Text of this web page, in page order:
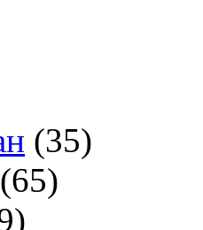
(35)
(65)